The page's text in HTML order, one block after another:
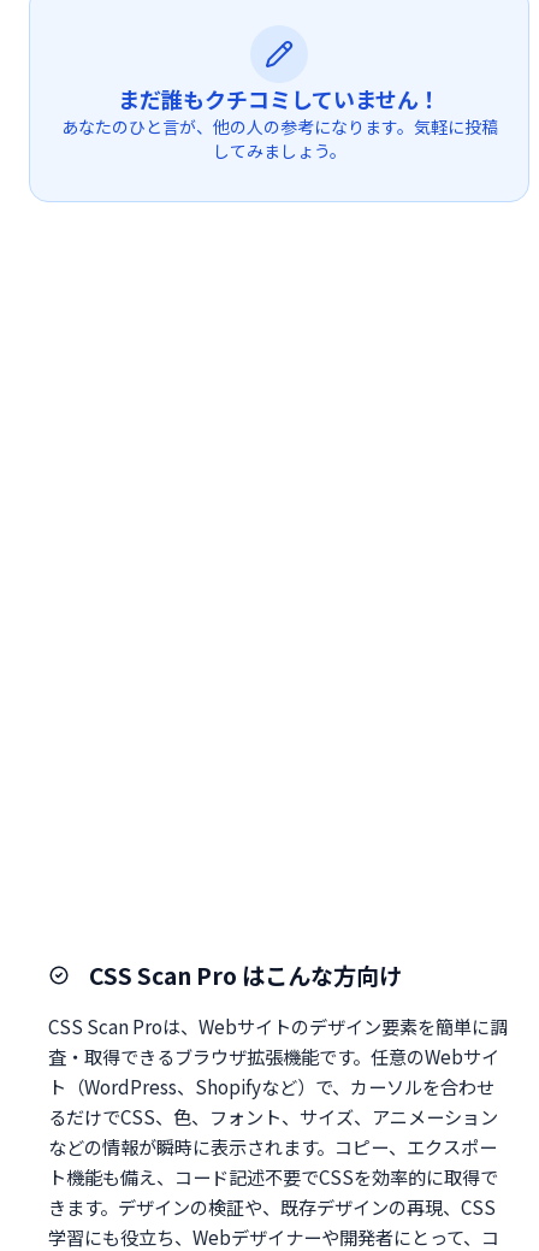
まだ誰もクチコミしていません！
あなたのひと言が、他の人の参考になります。気軽に投稿
してみましょう。
CSS Scan Pro はこんな方向け
CSS Scan Proは、Webサイトのデザイン要素を簡単に調
査・取得できるブラウザ拡張機能です。任意のWebサイ
ト（WordPress、Shopifyなど）で、カーソルを合わせ
るだけでCSS、色、フォント、サイズ、アニメーション
などの情報が瞬時に表示されます。コピー、エクスポー
ト機能も備え、コード記述不要でCSSを効率的に取得で
きます。デザインの検証や、既存デザインの再現、CSS
学習にも役立ち、Webデザイナーや開発者にとって、コ